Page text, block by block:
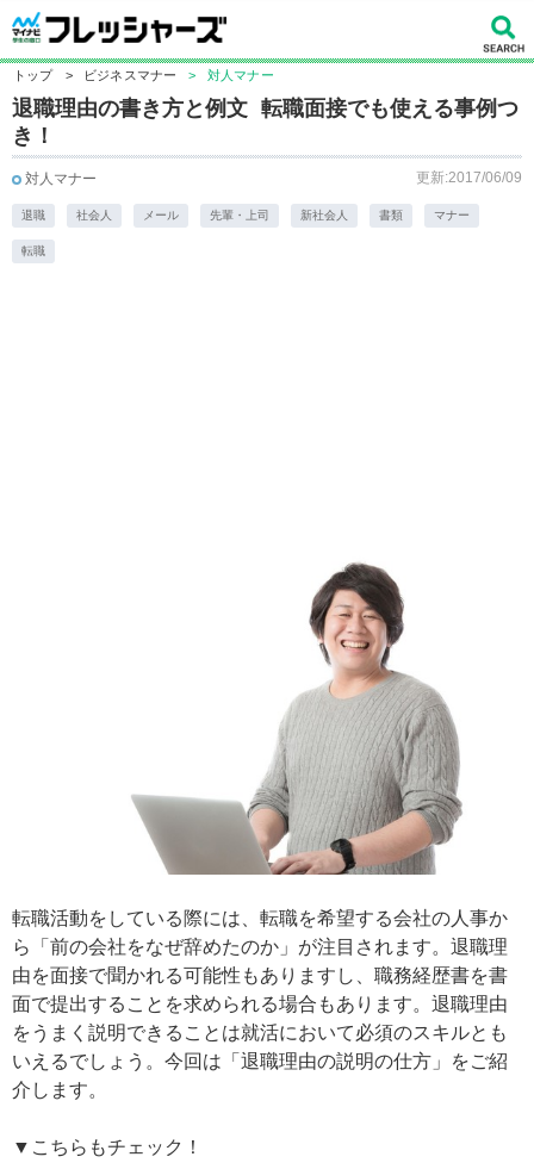
トップ > ビジネスマナー > 対人マナー
退職理由の書き方と例文 転職面接でも使える事例つ
き！
対人マナー 更新:2017/06/09
退職 社会人 メール 先輩・上司 新社会人 書類 マナー
転職
転職活動をしている際には、転職を希望する会社の人事か
ら「前の会社をなぜ辞めたのか」が注目されます。退職理
由を面接で聞かれる可能性もありますし、職務経歴書を書
面で提出することを求められる場合もあります。退職理由
をうまく説明できることは就活において必須のスキルとも
いえるでしょう。今回は「退職理由の説明の仕方」をご紹
介します。
▼こちらもチェック！